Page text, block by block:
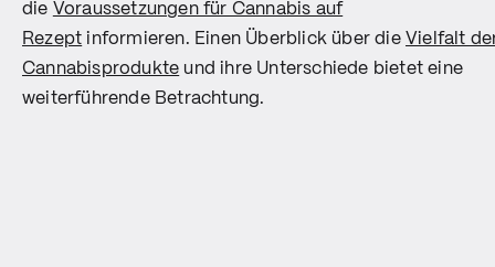
die Voraussetzungen für Cannabis auf
Rezept informieren. Einen Überblick über die Vielfalt
Cannabisprodukte und ihre Unterschiede bietet eine
weiterführende Betrachtung.